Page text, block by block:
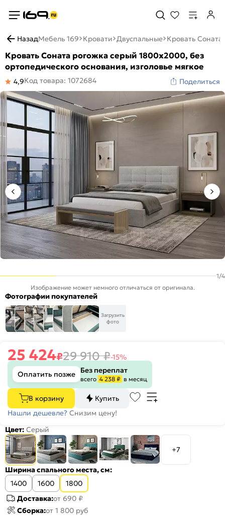
НазадМебель 169 Кровати Двуспальные Кровать Соната
Кровать Соната рогожка серый 1800x2000, без
ортопедического основания, изголовье мягкое
4,9Код товара: 1072684 Поделиться
1/4
Изображение может немного отличаться от оригинала.
Фотографии покупателей
Загрузить
фото
25 424₽29 910₽-15%
Оплатить позже
Без переплат
всего 4 238 ₽ в месяц
В корзину
Купить
Нашли дешевле? Снизим цену!
Цвет: Серый
+7
Ширина спального места, см:
1400
1600
1800
Доставка:от 690 ₽
Сборка:от 1 800 руб